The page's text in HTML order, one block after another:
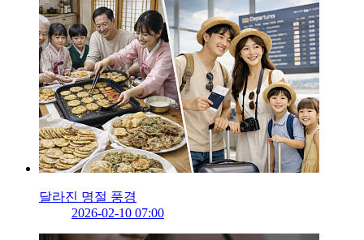
달라진 명절 풍경
2026-02-10 07:00